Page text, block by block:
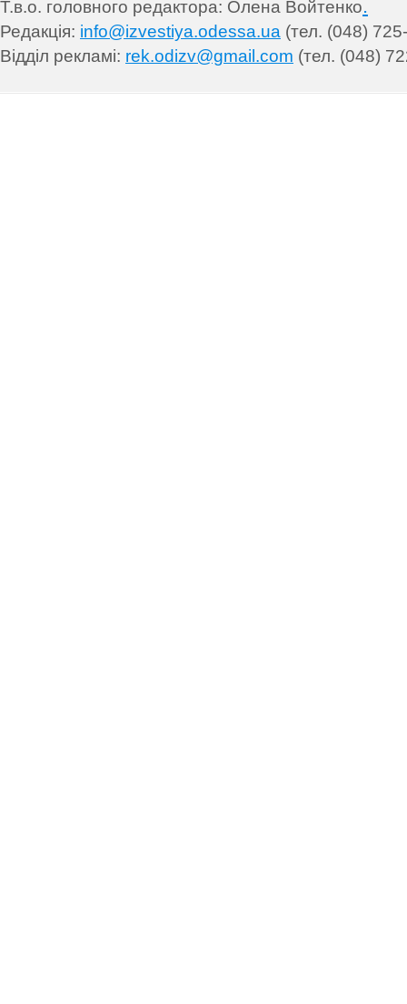
Т.в.о. головного редактора: Олена Войтенко.
Редакція: info@izvestiya.odessa.ua (тел. (048)
Відділ рекламі: rek.odizv@gmail.com (тел. (048)